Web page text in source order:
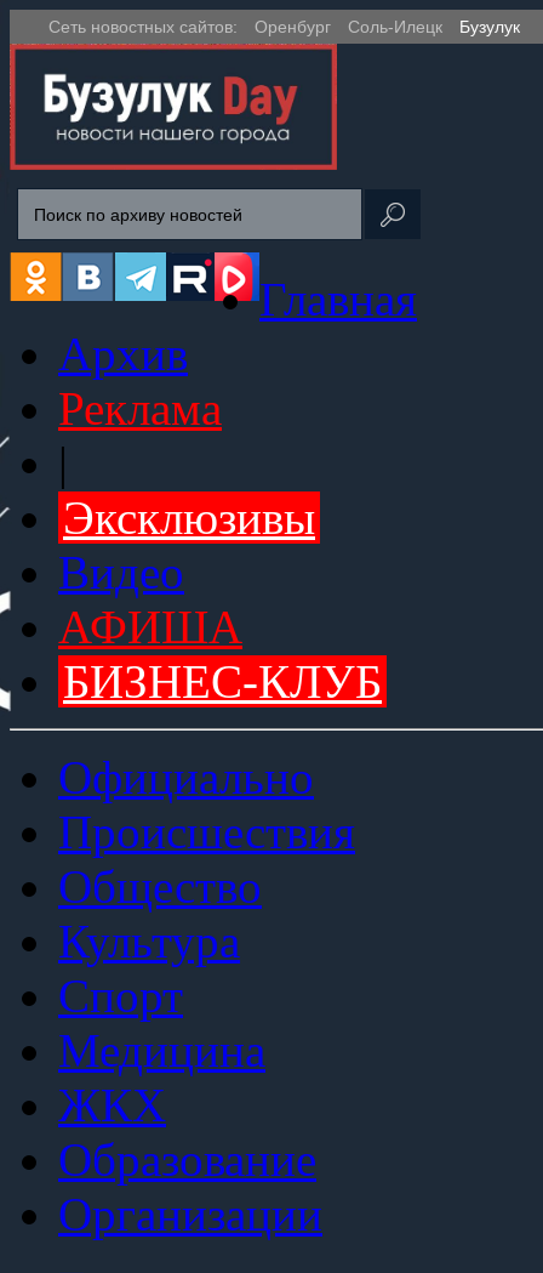
Сеть новостных сайтов: Оренбург Соль-Илецк Бузулук
Главная
Архив
Реклама
|
Эксклюзивы
Видео
АФИША
БИЗНЕС-КЛУБ
Официально
Происшествия
Общество
Культура
Спорт
Медицина
ЖКХ
Образование
Организации